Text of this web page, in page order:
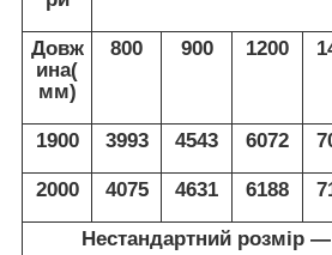
Довж
ина(
мм)
800 900 1200
1900 3993 4543 6072
2000 4075 4631 6188
Нестандартний розмір